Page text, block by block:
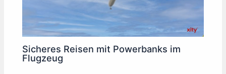
Sicheres Reisen mit Powerbanks im
Flugzeug